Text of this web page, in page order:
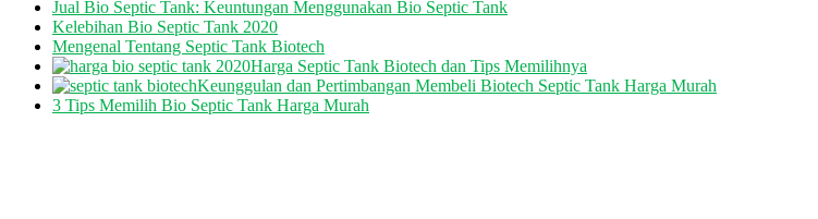
Jual Bio Septic Tank: Keuntungan Menggunakan Bio Septic Tank
Kelebihan Bio Septic Tank 2020
Mengenal Tentang Septic Tank Biotech
Harga Septic Tank Biotech dan Tips Memilihnya
Keunggulan dan Pertimbangan Membeli Biotech Septic Tank Harga Murah
3 Tips Memilih Bio Septic Tank Harga Murah